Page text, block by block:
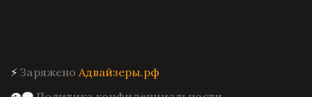
⚡ Заряжено Адвайзеры.рф